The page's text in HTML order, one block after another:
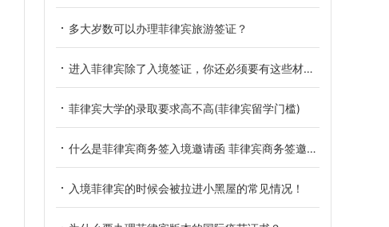
多大岁数可以办理菲律宾旅游签证？
进入菲律宾除了入境签证，你还必须要有这些材料！
菲律宾大学的录取要求高不高(菲律宾留学门槛)
什么是菲律宾商务签入境邀请函 菲律宾商务签邀请函办理资料
入境菲律宾的时候会被拉进小黑屋的常见情况！